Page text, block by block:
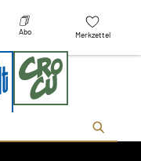
Abo Merkzettel